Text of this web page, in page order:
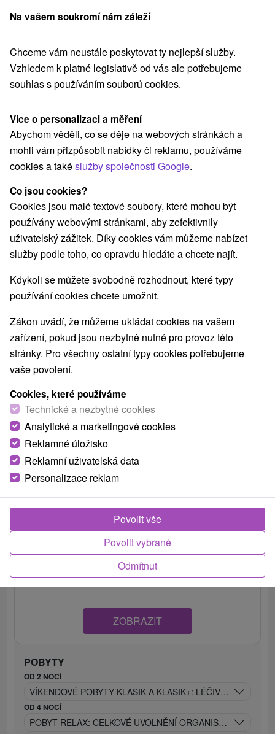
člen skupinySorger
na Slovensku Západné Slovensko Trenčiansky kraj Nimnica
Ubytování Nimnica
Kategorie
Všechny kategorie
Hotely na Slovensku (5)
Vyberte lokalitu nebo termín
VŠECHNY NEJLEVNĚJŠÍ NEJDRAŽŠÍ
Lázeňský dům Salvator
Nimnica
Lázeňský dům Salvator (bývalý Neptun) je situován v
příjemném a tichém prostředí lesoparku lázní, kde
pramení léčebné přírodní...
ZOBRAZIT
POBYTY
OD 2 NOCÍ
VÍKENDOVÉ POBYTY KLASIK A KLASIK+: LÉČIVÁ SÍLA
OD 4 NOCÍ
POBYT RELAX: CELKOVÉ UVOLNĚNÍ ORGANISMU A
Na vašem soukromí nám záleží
Chceme vám neustále poskytovat ty nejlepší služby.
Vzhledem k platné legislativě od vás ale potřebujeme
souhlas s používáním souborů cookies.
Více o personalizaci a měření
Abychom věděli, co se děje na webových stránkách a
mohli vám přizpůsobit nabídky či reklamu, používáme
cookies a takéslužby společnosti Google.
Co jsou cookies?
Cookies jsou malé textové soubory, které mohou být
používány webovými stránkami, aby zefektivnily
uživatelský zážitek. Díky cookies vám můžeme nabízet
služby podle toho, co opravdu hledáte a chcete najít.
Kdykoli se můžete svobodně rozhodnout, které typy
používání cookies chcete umožnit.
Zákon uvádí, že můžeme ukládat cookies na vašem
zařízení, pokud jsou nezbytně nutné pro provoz této
stránky. Pro všechny ostatní typy cookies potřebujeme
vaše povolení.
Cookies, které používáme
Technické a nezbytné cookies
Analytické a marketingové cookies
Reklamné úložisko
Reklamní uživatelská data
Personalizace reklam
Odmítnut
Povolit vybrané
Povolit vše